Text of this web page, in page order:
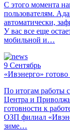
С этого момента
пользователям.
автоматически,
У вас все еще
мобильной и…
9 Сентябрь
«Ивэнерго» готово
По итогам
Центра и
готовности к
ОЗП филиал
зиме…